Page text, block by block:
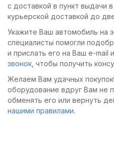
с доставкой в пункт выдачи
курьерской доставкой до
Укажите Ваш автомобиль на
специалисты помогли
и прислать его на Ваш e-mail
звонок , чтобы получить
Желаем Вам удачных
оборудование вдруг Вам не
обменять его или вернуть
нашими правилами.